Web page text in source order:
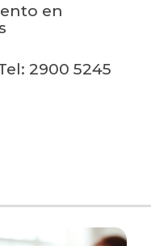
en
2900 5245